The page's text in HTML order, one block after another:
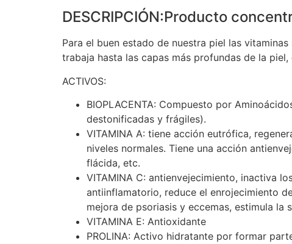
DESCRIPCIÓN:Producto
Para el buen estado de nuestra piel las
trabaja hasta las capas más profundas de la
ACTIVOS:
BIOPLACENTA: Compuesto por
destonificadas y frágiles).
VITAMINA A: tiene acción eutrófica,
niveles normales. Tiene una acción
flácida, etc.
VITAMINA C: antienvejecimiento, inactiva
antiinflamatorio, reduce el enrojecimiento
mejora de psoriasis y eccemas, estimula la
VITAMINA E: Antioxidante
PROLINA: Activo hidratante por formar